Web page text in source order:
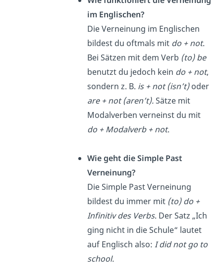
im Englischen?
Die Verneinung im Englischen
bildest du oftmals mit do + not.
Bei Sätzen mit dem Verb (to) be
benutzt du jedoch kein do + not,
sondern z. B. is + not (isn’t)oder
are + not (aren’t).Sätze mit
Modalverben verneinst du mit
do + Modalverb + not.
Wie geht die Simple Past
Verneinung?
Die Simple Past Verneinung
bildest du immer mit(to) do +
Infinitiv des Verbs. Der Satz „Ich
ging nicht in die Schule“ lautet
auf Englisch also: I did not go to
school.